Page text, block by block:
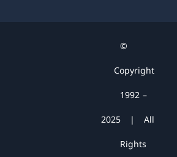
©
Copyright
1992 –
2025 | All
Rights